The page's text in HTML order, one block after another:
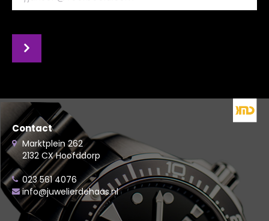
Contact
Marktplein 262
2132 CX Hoofddorp
023 561 4076
info@juwelierdehaas.nl